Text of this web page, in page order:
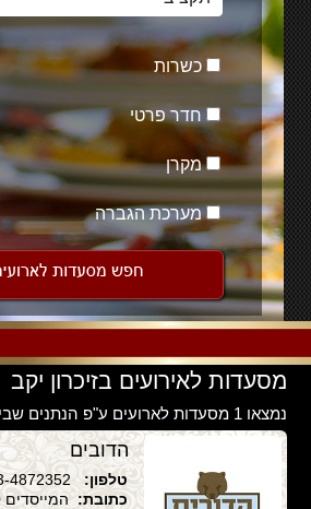
כשרות
חדר פרטי
מקרן
מערכת הגברה
מסעדות לאירועים בזיכרון יקב
נמצאו 1 מסעדות לארועים ע"פ הנתנים שביקשת
הדובים
טלפון:053-4872352
כתובת: המייסדים 50 זיכרון יעקב